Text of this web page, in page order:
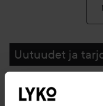
Uutuudet ja
Seuraa meitä